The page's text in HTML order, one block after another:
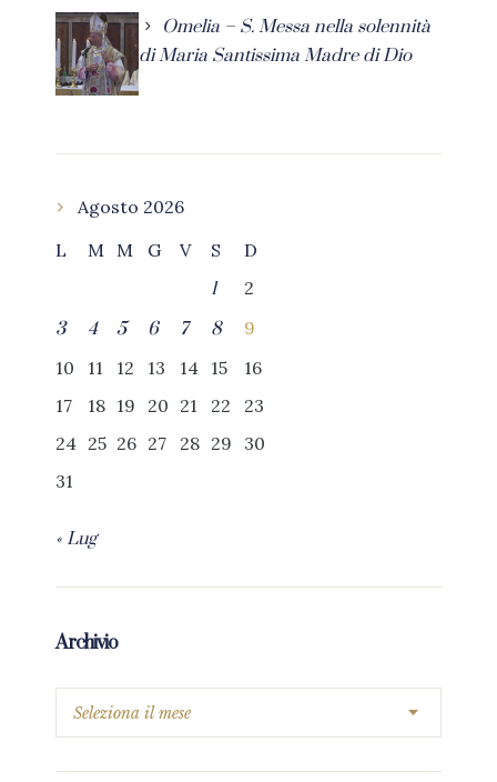
Omelia – S. Messa nella solennità
di Maria Santissima Madre di Dio
Agosto 2026
L
M M G V S
D
1
2
3
4 5 6 7 8
9
10
11 12 13 14 15
16
17
18 19 20 21 22
23
24 25 26 27 28 29
30
31
« Lug
Archivio